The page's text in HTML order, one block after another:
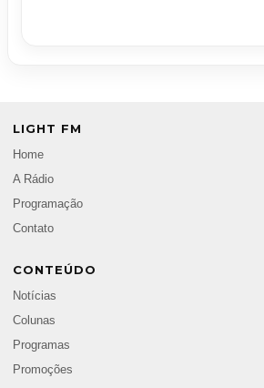
LIGHT FM
Home
A Rádio
Programação
Contato
CONTEÚDO
Notícias
Colunas
Programas
Promoções